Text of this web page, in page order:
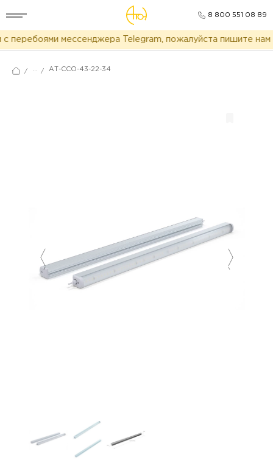
8 800 551 08 89
мессенджера Telegram, пожалуйста пишите нам в
/ ... / АТ-ССО-43-22-34